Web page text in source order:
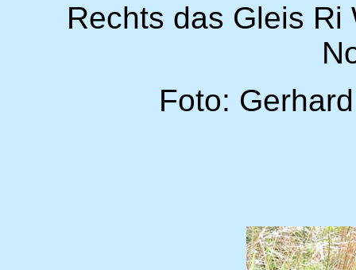
Rechts das Gleis
Foto: